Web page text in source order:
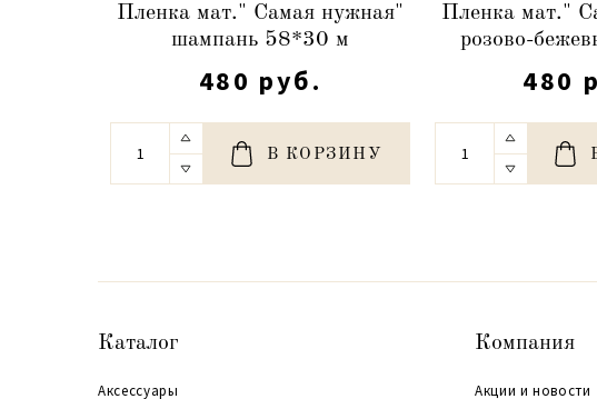
Пленка мат." Самая нужная"
шампань 58*30 м
480 руб.
В КОРЗИНУ
Пленка мат."
розово-
480
Каталог
Аксессуары
Компания
Акции и новости